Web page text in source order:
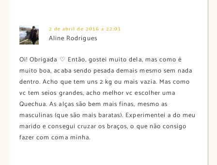
2 de abril de 2016 a 22:03
Aline Rodrigues
Oi! Obrigada ♡ Então, gostei muito dela, mas como é
muito boa, acaba sendo pesada demais mesmo sem nada
dentro. Acho que tem uns 2 kg ou mais vazia. Mas como
vc tem seios grandes, acho melhor vc escolher uma
Quechua. As alças são bem mais finas, mesmo as
masculinas (que são mais baratas). Experimentei a do meu
marido e consegui cruzar os braços, o que não consigo
fazer com coma minha.